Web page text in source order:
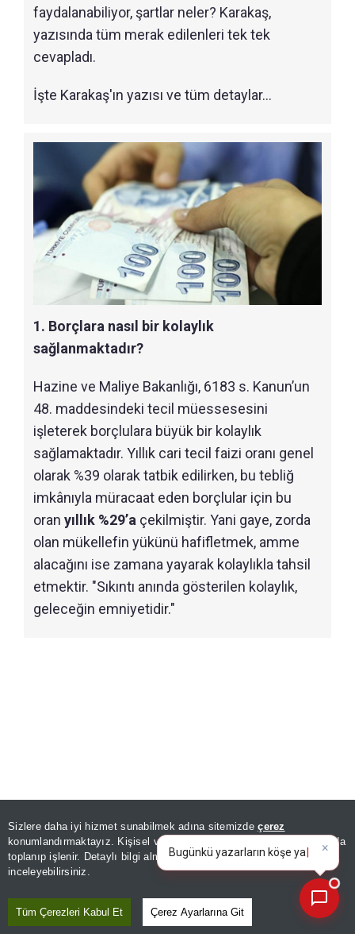
Sizlere daha iyi hizmet sunabilmek adına sitemizdeçerez
konumlandırmaktayız. Kişisel verileriniz, KVKK ve GDPR kapsamında
toplanıp işlenir. Detaylı bilgi almak içinAydınlatma Metnimizi
inceleyebilirsiniz.
Tüm Çerezleri Kabul Et Çerez Ayarlarına Git
faydalanabiliyor, şartlar neler? Karakaş,
yazısında tüm merak edilenleri tek tek
cevapladı.
İşte Karakaş'ın yazısı ve tüm detaylar...
1. Borçlara nasıl bir kolaylık
sağlanmaktadır?
Hazine ve Maliye Bakanlığı, 6183 s. Kanun’un
48. maddesindeki tecil müessesesini
işleterek borçlulara büyük bir kolaylık
sağlamaktadır. Yıllık cari tecil faizi oranı genel
olarak %39 olarak tatbik edilirken, bu tebliğ
imkânıyla müracaat eden borçlular için bu
oran yıllık %29’a çekilmiştir. Yani gaye, zorda
olan mükellefin yükünü hafifletmek, amme
alacağını ise zamana yayarak kolaylıkla tahsil
etmektir. "Sıkıntı anında gösterilen kolaylık,
geleceğin emniyetidir."
×
Bugünkü yazarların köşe
yazılarını özetleyin!